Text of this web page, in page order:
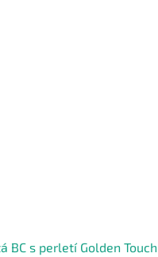
BC s perletí Golden